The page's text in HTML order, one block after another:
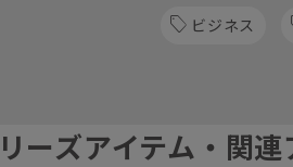
ビジネス
ーズアイテム・関連